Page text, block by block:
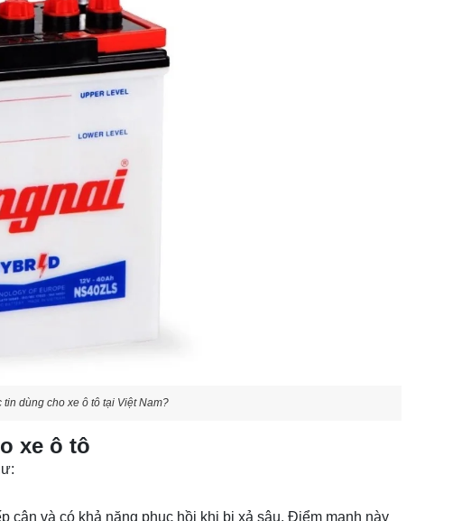
dùng cho xe ô tô tại Việt Nam?
xe ô tô
và có khả năng phục hồi khi bị xả sâu. Điểm mạnh này